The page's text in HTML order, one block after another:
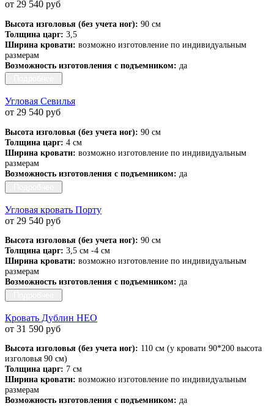
от 29 540 руб
Высота изголовья (без учета ног): 90 см
Толщина царг: 3,5
Ширина кровати: возможно изготовление по индивидуальным
размерам
Возможность изготовления с подъемником: да
Угловая Севилья
от 29 540 руб
Высота изголовья (без учета ног): 90 см
Толщина царг: 4 см
Ширина кровати: возможно изготовление по индивидуальным
размерам
Возможность изготовления с подъемником: да
Угловая кровать Порту
от 29 540 руб
Высота изголовья (без учета ног): 90 см
Толщина царг: 3,5 см -4 см
Ширина кровати: возможно изготовление по индивидуальным
размерам
Возможность изготовления с подъемником: да
Кровать Дублин НЕО
от 31 590 руб
Высота изголовья (без учета ног): 110 см (у кровати 90*200 высота
изголовья 90 см)
Толщина царг: 7 см
Ширина кровати: возможно изготовление по индивидуальным
размерам
Возможность изготовления с подъемником: да